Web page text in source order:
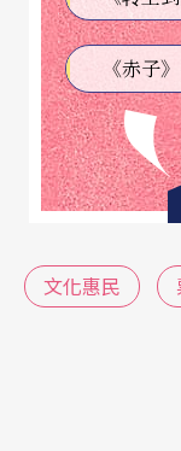
百的小剧场演
价，这对中国
对表演艺术感
重的负担。如
等同于一场电
为一般民众的
「如果」是不存
作与每演出一
《赤子》
文化惠民